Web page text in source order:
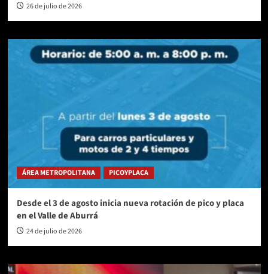
26 de julio de 2026
ÁREA METROPOLITANA PICOYPLACA
Desde el 3 de agosto inicia nueva rotación de pico y placa
en el Valle de Aburrá
24 de julio de 2026